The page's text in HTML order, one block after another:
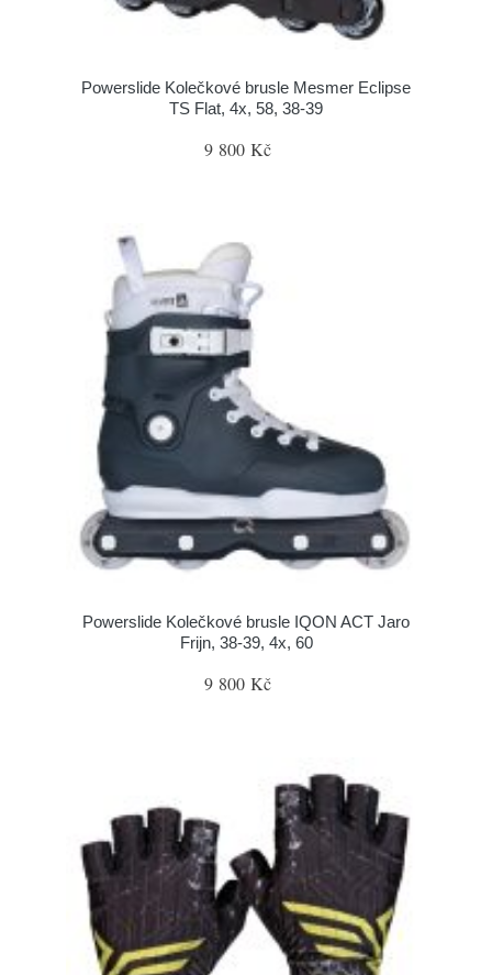
Powerslide Kolečkové brusle Mesmer Eclipse
TS Flat, 4x, 58, 38-39
9 800 Kč
Powerslide Kolečkové brusle IQON ACT Jaro
Frijn, 38-39, 4x, 60
9 800 Kč